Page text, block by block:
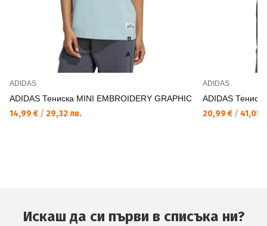
ADIDAS
ADIDAS Тениска MINI EMBROIDERY GRAPHIC
14,99 € / 29,32 лв.
ADIDAS
ADIDAS
20,99 € / 41,05
Искаш да си първи в списъка ни?